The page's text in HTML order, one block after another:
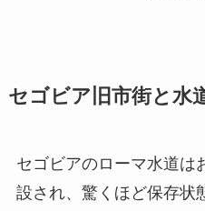
セゴビア旧市街と水
セゴビアのローマ水道は
設され、驚くほど保存状